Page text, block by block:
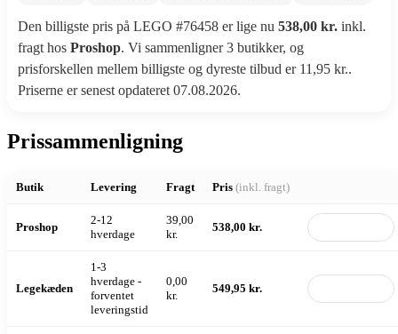
Den billigste pris på LEGO #76458 er lige nu 538,00 kr. inkl.
fragt hos Proshop. Vi sammenligner 3 butikker, og
prisforskellen mellem billigste og dyreste tilbud er 11,95 kr..
Priserne er senest opdateret 07.08.2026.
Prissammenligning
Butik Levering Fragt Pris (inkl. fragt)
Proshop
2-12
hverdage
39,00
kr.
538,00 kr.
Legekæden
1-3
hverdage -
forventet
leveringstid
0,00
kr.
549,95 kr.